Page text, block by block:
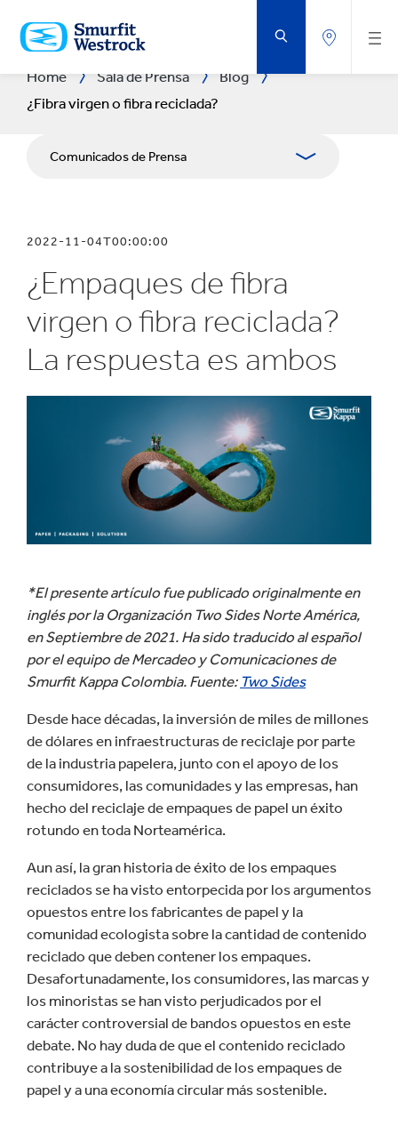
AL
CONTENIDO
PRINCIPAL
Home Sala de Prensa
Blog
¿Fibra virgen o fibra reciclada?
Comunicados de Prensa
Recursos para los medios
2022-11-04T00:00:00
¿Empaques de fibra
virgen o fibra reciclada?
La respuesta es ambos
*El presente artículo fue publicado originalmente en
inglés por la Organización Two Sides Norte América,
en Septiembre de 2021. Ha sido traducido al español
por el equipo de Mercadeo y Comunicaciones de
Smurfit Kappa Colombia. Fuente: Two Sides
Desde hace décadas, la inversión de miles de millones
de dólares en infraestructuras de reciclaje por parte
de la industria papelera, junto con el apoyo de los
consumidores, las comunidades y las empresas, han
hecho del reciclaje de empaques de papel un éxito
rotundo en toda Norteamérica.
Aun así, la gran historia de éxito de los empaques
reciclados se ha visto entorpecida por los argumentos
opuestos entre los fabricantes de papel y la
comunidad ecologista sobre la cantidad de contenido
reciclado que deben contener los empaques.
Desafortunadamente, los consumidores, las marcas y
los minoristas se han visto perjudicados por el
carácter controversial de bandos opuestos en este
debate. No hay duda de que el contenido reciclado
contribuye a la sostenibilidad de los empaques de
papel y a una economía circular más sostenible.